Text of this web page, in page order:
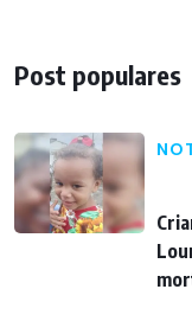
Post populares